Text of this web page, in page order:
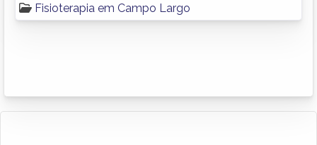
Fisioterapia em Campo Largo